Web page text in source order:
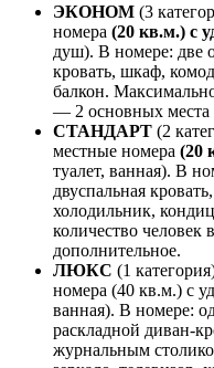
ЭКОНОМ (3
номера (20 кв.м.) с
душ). В номере: две
кровать, шкаф,
балкон.
— 2 основных места
СТАНДАРТ (2
местные номера (20
туалет, ванная). В
двуспальная
холодильник,
количество
дополнительное.
ЛЮКС (1
номера (40 кв.м.) с
ванная). В номере:
раскладной диван-
журнальным